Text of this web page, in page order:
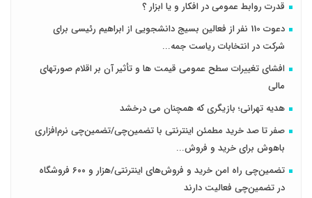
قدرت روابط عمومی در افکار و یا ابزار ؟
دعوت 110 نفر از فعالین بسیج دانشجویی از ابراهیم رئیسی برای
شرکت در انتخابات ریاست جمه...
افشای تغییرات سطح عمومی قیمت ها و تأثیر آن بر اقلام صورتهای
مالی
هدیه تهرانی؛ بازیگری که همچنان می درخشد
صفر تا صد خرید مطمئن اینترنتی با تضمین‌چی/تضمین‌چی نرم‌افزاری
باهوش برای خرید و فروش‌...
تضمین‌چی راه امن خرید و فروش‌های اینترنتی/هزار و ۶۰۰ فروشگاه
در تضمین‌چی فعالیت دارند